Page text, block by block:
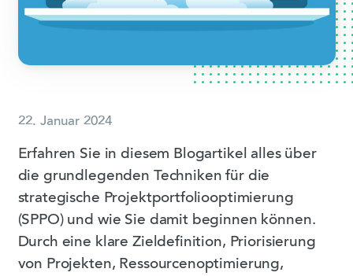
22. Januar 2024
Erfahren Sie in diesem Blogartikel alles über
die grundlegenden Techniken für die
strategische Projektportfoliooptimierung
(SPPO) und wie Sie damit beginnen können.
Durch eine klare Zieldefinition, Priorisierung
von Projekten, Ressourcenoptimierung,